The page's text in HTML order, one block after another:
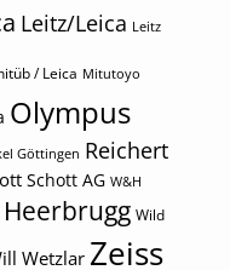
Leitz/Leica Leitz
/ Leica Mitutoyo
Olympus
Göttingen Reichert
Schott AG W&H
Wild
Wetzlar Zeiss